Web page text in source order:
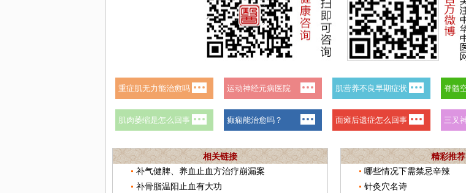
相关链接
补气健脾、养血止血方治疗崩漏案
补骨脂温阳止血有大功
精彩推荐
哪些情况下需禁忌辛辣
针灸穴名诗